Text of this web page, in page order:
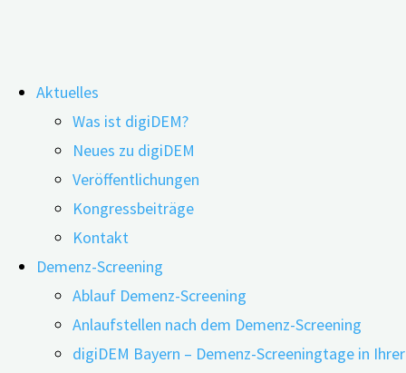
Inhalt
springen
Aktuelles
Was ist digiDEM?
Neues zu digiDEM
Veröffentlichungen
Kongressbeiträge
Kontakt
Demenz-Screening
Ablauf Demenz-Screening
Anlaufstellen nach dem Demenz-Screening
digiDEM Bayern – Demenz-Screeningtage in Ihrer
Erinnerungsarbeit digital – Neue
Ansätze in der Reminiszenztherapie